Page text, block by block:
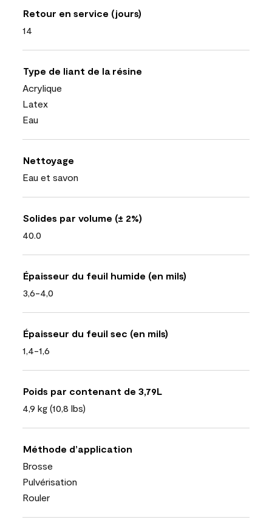
Retour en service (jours)
14
Type de liant de la résine
Acrylique
Latex
Eau
Nettoyage
Eau et savon
Solides par volume (± 2%)
40.0
Épaisseur du feuil humide (en mils)
3,6-4,0
Épaisseur du feuil sec (en mils)
1,4-1,6
Poids par contenant de 3,79L
4,9 kg (10,8 lbs)
Méthode d’application
Brosse
Pulvérisation
Rouler